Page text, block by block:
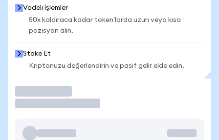
Vadeli İşlemler
50x kaldıraca kadar token'larda uzun veya kısa
pozisyon alın.
Stake Et
Kriptonuzu değerlendirin ve pasif gelir elde edin.